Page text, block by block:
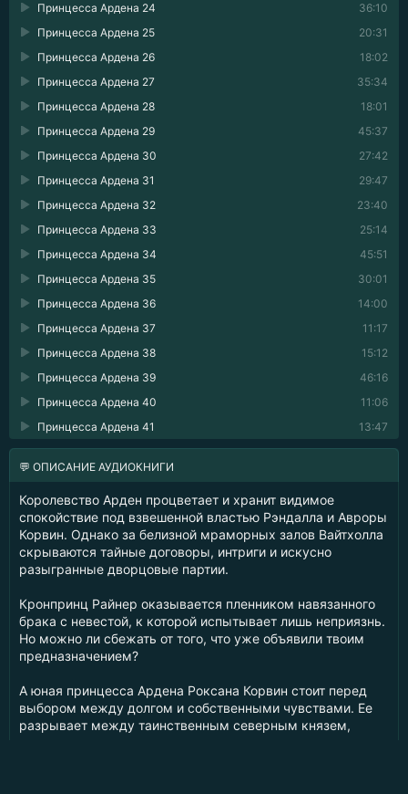
36:10
Принцесса Ардена 24
20:31
Принцесса Ардена 25
18:02
Принцесса Ардена 26
35:34
Принцесса Ардена 27
18:01
Принцесса Ардена 28
45:37
Принцесса Ардена 29
27:42
Принцесса Ардена 30
29:47
Принцесса Ардена 31
23:40
Принцесса Ардена 32
25:14
Принцесса Ардена 33
45:51
Принцесса Ардена 34
30:01
Принцесса Ардена 35
14:00
Принцесса Ардена 36
11:17
Принцесса Ардена 37
15:12
Принцесса Ардена 38
46:16
Принцесса Ардена 39
11:06
Принцесса Ардена 40
13:47
Принцесса Ардена 41
💬 ОПИСАНИЕ АУДИОКНИГИ
Королевство Арден процветает и хранит видимое
спокойствие под взвешенной властью Рэндалла и Авроры
Корвин. Однако за белизной мраморных залов Вайтхолла
скрываются тайные договоры, интриги и искусно
разыгранные дворцовые партии.
Кронпринц Райнер оказывается пленником навязанного
брака с невестой, к которой испытывает лишь неприязнь.
Но можно ли сбежать от того, что уже объявили твоим
предназначением?
А юная принцесса Ардена Роксана Корвин стоит перед
выбором между долгом и собственными чувствами. Ее
разрывает между таинственным северным князем,